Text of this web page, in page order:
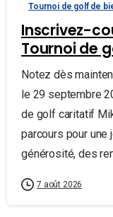
Tournoi de golf de
Inscrivez-
Tournoi de
Notez dès
le 29 septembre
de golf caritatif
parcours pour
générosité, des
7 août 2026